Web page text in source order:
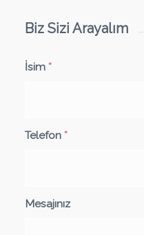
Biz Sizi Arayalım
İsim *
Telefon *
Mesajınız